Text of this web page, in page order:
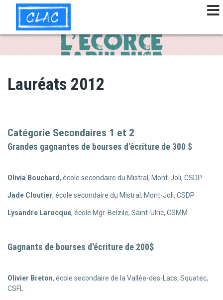
contenu
principal
Lauréats 2012
Catégorie Secondaires 1 et 2
Grandes gagnantes de bourses d'écriture de 300 $
Olivia Bouchard, école secondaire du Mistral, Mont-Joli, CSDP
Jade Cloutier, école secondaire du Mistral, Mont-Joli, CSDP
Lysandre Larocque, école Mgr-Belzile, Saint-Ulric, CSMM
Gagnants de bourses d'écriture de 200$
Olivier Breton, école secondaire de la Vallée-des-Lacs, Squatec,
CSFL